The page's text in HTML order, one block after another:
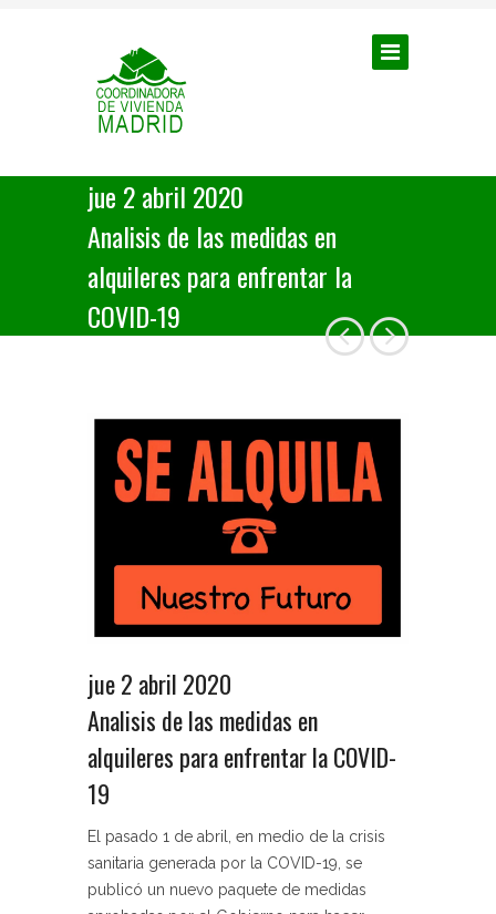
jue 2 abril 2020
Analisis de las medidas en
alquileres para enfrentar la
COVID-19
jue 2 abril 2020
Analisis de las medidas en
alquileres para enfrentar la COVID-
19
El pasado 1 de abril, en medio de la crisis
sanitaria generada por la COVID-19, se
publicó un nuevo paquete de medidas